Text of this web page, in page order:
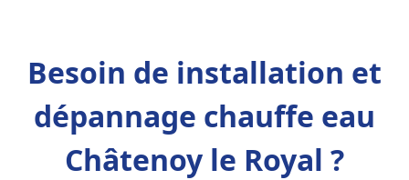
Besoin de installation et
dépannage chauffe eau
Châtenoy le Royal ?